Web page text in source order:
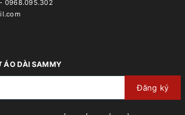
0968.095.302
ÁO DÀI SAMMY
Đăng ký